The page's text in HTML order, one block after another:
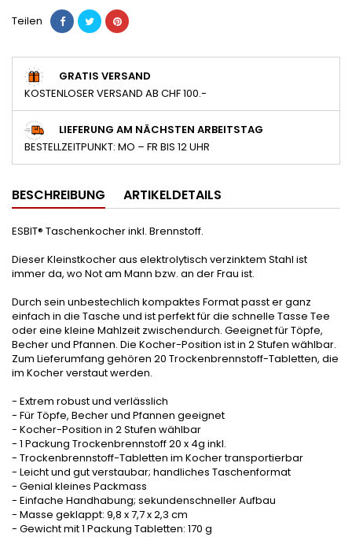
Teilen
GRATIS VERSAND
KOSTENLOSER VERSAND AB CHF 100.-
LIEFERUNG AM NÄCHSTEN ARBEITSTAG
BESTELLZEITPUNKT: MO – FR BIS 12 UHR
BESCHREIBUNG ARTIKELDETAILS
ESBIT® Taschenkocher inkl. Brennstoff.
Dieser Kleinstkocher aus elektrolytisch verzinktem Stahl ist
immer da, wo Not am Mann bzw. an der Frau ist.
Durch sein unbestechlich kompaktes Format passt er ganz
einfach in die Tasche und ist perfekt für die schnelle Tasse Tee
oder eine kleine Mahlzeit zwischendurch. Geeignet für Töpfe,
Becher und Pfannen. Die Kocher-Position ist in 2 Stufen wählbar.
Zum Lieferumfang gehören 20 Trockenbrennstoff-Tabletten, die
im Kocher verstaut werden.
- Extrem robust und verlässlich
- Für Töpfe, Becher und Pfannen geeignet
- Kocher-Position in 2 Stufen wählbar
- 1 Packung Trockenbrennstoff 20 x 4g inkl.
- Trockenbrennstoff-Tabletten im Kocher transportierbar
- Leicht und gut verstaubar; handliches Taschenformat
- Genial kleines Packmass
- Einfache Handhabung; sekundenschneller Aufbau
- Masse geklappt: 9,8 x 7,7 x 2,3 cm
- Gewicht mit 1 Packung Tabletten: 170 g